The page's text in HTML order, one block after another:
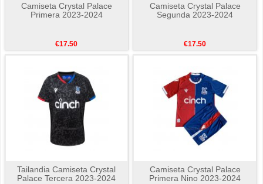
Camiseta Crystal Palace
Primera 2023-2024
€17.50
Camiseta Crystal Palace
Segunda 2023-2024
€17.50
Tailandia Camiseta Crystal
Palace Tercera 2023-2024
Camiseta Crystal Palace
Primera Nino 2023-2024